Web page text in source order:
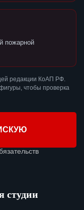
пожарной
редакции КоАП РФ.
чтобы проверка
студии